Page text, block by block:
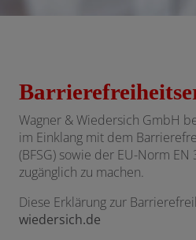
Wagner & Wiedersich GmbH
im Einklang mit dem
(BFSG) sowie der EU-Norm
zugänglich zu machen.
Diese Erklärung zur
wiedersich.de